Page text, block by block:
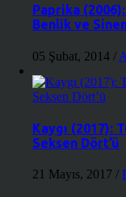
Paprika
Benlik ve
05 Şubat, 2014 /
Kaygı (2017):
Seksen Dört’ü
21 Mayıs, 2017 /